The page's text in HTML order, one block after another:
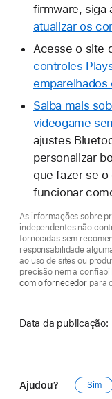
firmware, siga
atualizar os
Acesse o site
controles
Saiba mais
videogame
ajustes
personalizar
que fazer se
funcionar
As informações sobre
independentes não
fornecidas sem
responsabilidade
ao uso de sites ou
precisão nem a
com o fornecedor para
Data da publicação:
Ajudou? Sim